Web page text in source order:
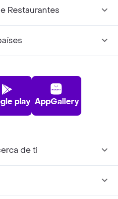
Restaurantes
play AppGallery
de ti